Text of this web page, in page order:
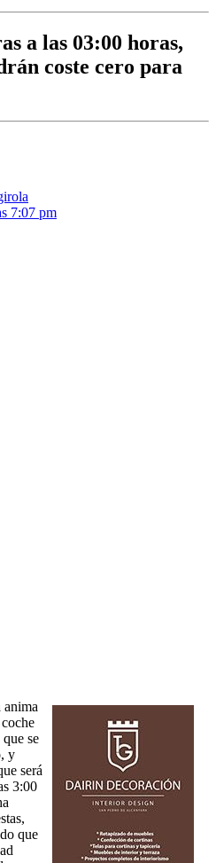
a las 03:00 horas,
coste cero para
7:07 pm
se
y
será
3:00
que